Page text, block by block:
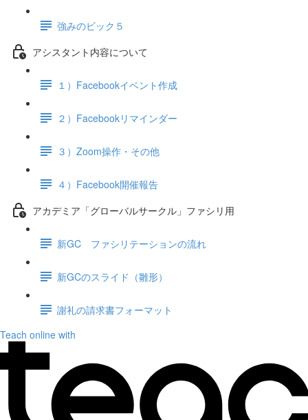
強みのビック５
アシスタント内容について
１）Facebookイベント作成
２）Facebookリマインダー
３）Zoom操作・その他
４）Facebook開催報告
アカデミア「グローバルサークル」ファシリ用
新GC ファシリテーションの流れ
新GCのスライド（雛形）
謝礼の請求書フォーマット
Teach online with